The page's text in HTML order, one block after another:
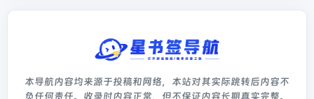
本导航内容均来源于投稿和网络，本站对其实际跳转后内容不
负任何责任。收录时内容正常，但不保证内容长期真实完整。